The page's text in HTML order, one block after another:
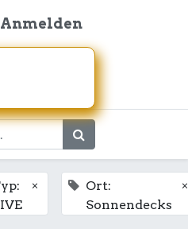
Anmelden
×
Ort:
Sonnendecks
×